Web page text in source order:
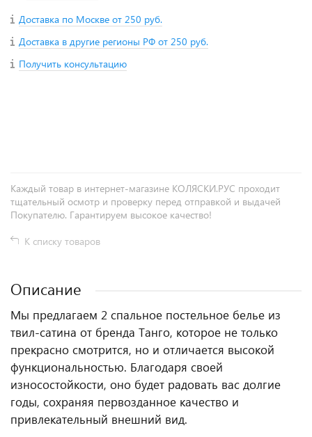
Доставка по Москве от 250 руб.
Доставка в другие регионы РФ от 250 руб.
Получить консультацию
Каждый товар в интернет-магазине КОЛЯСКИ.РУС проходит
тщательный осмотр и проверку перед отправкой и выдачей
Покупателю. Гарантируем высокое качество!
К списку товаров
Описание
Мы предлагаем 2 спальное постельное белье из
твил-сатина от бренда Танго, которое не только
прекрасно смотрится, но и отличается высокой
функциональностью. Благодаря своей
износостойкости, оно будет радовать вас долгие
годы, сохраняя первозданное качество и
привлекательный внешний вид.